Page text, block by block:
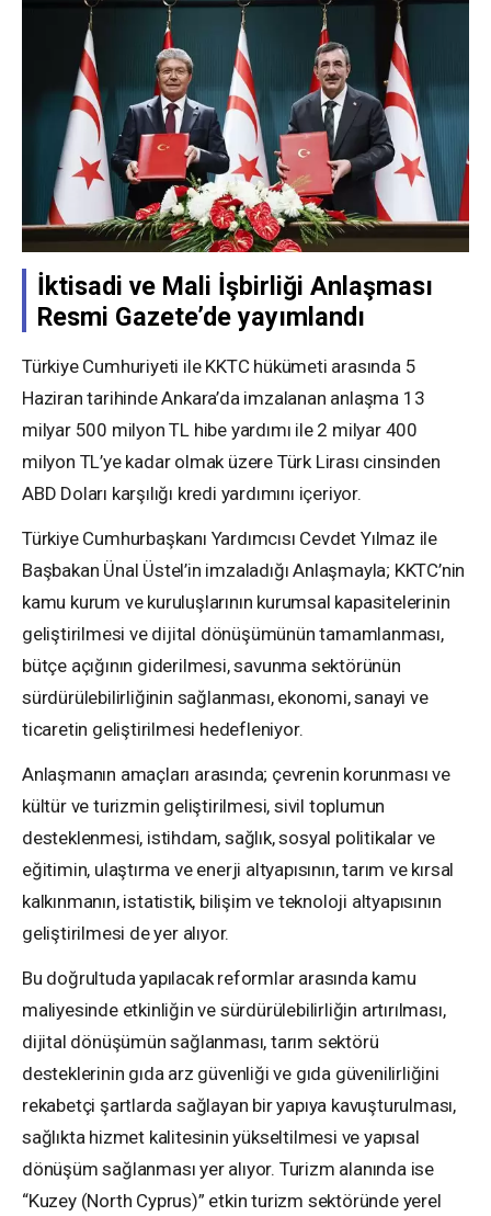
İktisadi ve Mali İşbirliği Anlaşması
Resmi Gazete’de yayımlandı
Türkiye Cumhuriyeti ile KKTC hükümeti arasında 5
Haziran tarihinde Ankara’da imzalanan anlaşma 13
milyar 500 milyon TL hibe yardımı ile 2 milyar 400
milyon TL’ye kadar olmak üzere Türk Lirası cinsinden
ABD Doları karşılığı kredi yardımını içeriyor.
Türkiye Cumhurbaşkanı Yardımcısı Cevdet Yılmaz ile
Başbakan Ünal Üstel’in imzaladığı Anlaşmayla; KKTC’nin
kamu kurum ve kuruluşlarının kurumsal kapasitelerinin
geliştirilmesi ve dijital dönüşümünün tamamlanması,
bütçe açığının giderilmesi, savunma sektörünün
sürdürülebilirliğinin sağlanması, ekonomi, sanayi ve
ticaretin geliştirilmesi hedefleniyor.
Anlaşmanın amaçları arasında; çevrenin korunması ve
kültür ve turizmin geliştirilmesi, sivil toplumun
desteklenmesi, istihdam, sağlık, sosyal politikalar ve
eğitimin, ulaştırma ve enerji altyapısının, tarım ve kırsal
kalkınmanın, istatistik, bilişim ve teknoloji altyapısının
geliştirilmesi de yer alıyor.
Bu doğrultuda yapılacak reformlar arasında kamu
maliyesinde etkinliğin ve sürdürülebilirliğin artırılması,
dijital dönüşümün sağlanması, tarım sektörü
desteklerinin gıda arz güvenliği ve gıda güvenilirliğini
rekabetçi şartlarda sağlayan bir yapıya kavuşturulması,
sağlıkta hizmet kalitesinin yükseltilmesi ve yapısal
dönüşüm sağlanması yer alıyor. Turizm alanında ise
“Kuzey (North Cyprus)” etkin turizm sektöründe yerel